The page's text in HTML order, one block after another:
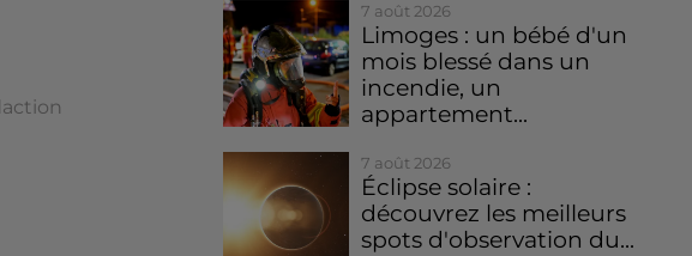
7 août 2026
Limoges : un bébé d'un
mois blessé dans un
incendie, un
appartement...
7 août 2026
Éclipse solaire :
découvrez les meilleurs
spots d'observation du...